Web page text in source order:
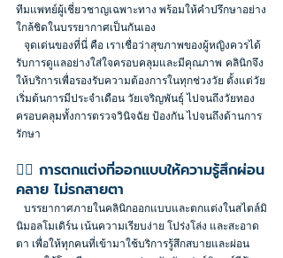
ทีมแพทย์ผู้เชี่ยวชาญเฉพาะทาง พร้อมให้คำปรึกษาอย่าง
ใกล้ชิดในบรรยากาศเป็นกันเอง
รับการดูแลอย่างใส่ใจครอบคลุมและมีคุณภาพ คลินิกจึง
ให้บริการเพื่อรองรับความต้องการในทุกช่วงวัย ตั้งแต่วัย
เริ่มต้นการมีประจำเดือน วัยเจริญพันธุ์ ไปจนถึงวัยทอง
ครอบคลุมทั้งการตรวจวินิจฉัย ป้องกัน ไปจนถึงด้านการ
รักษา
🧘‍♀️ การตกแต่งที่ออกแบบให้ความรู้สึกผ่อน
คลาย ไม่รกสายตา
   บรรยากาศภายในคลินิกออกแบบและตกแต่งใน
สไตล์มิ
นิมอลโมเดิร์น เน้นความเรียบง่าย โปร่งโล่ง และสะอาด
ตา เพื่อให้ทุกคนที่เข้ามาใช้บริการรู้สึกสบายและผ่อน